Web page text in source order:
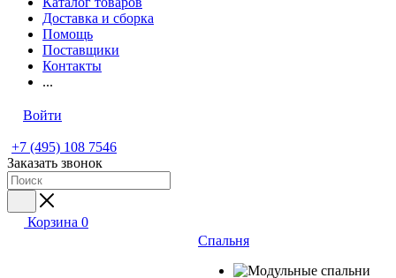
Доставка и сборка
Помощь
Поставщики
Контакты
...
Войти
+7 (495) 108 7546
Заказать звонок
Корзина 0
Спальня